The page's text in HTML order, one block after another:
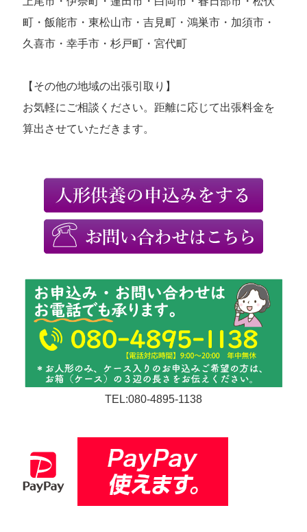
町・飯能市・東松山市・吉見町・鴻巣市・加須市・
久喜市・幸手市・杉戸町・宮代町
【その他の地域の出張引取り】
お気軽にご相談ください。距離に応じて出張料金を
算出させていただきます。
TEL:080-4895-1138